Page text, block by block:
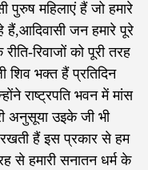
महिलाएं हैं जो हमारे
हैं,आदिवासी जन हमारे पूरे
रिवाजों को पूरी तरह
शिव भक्त हैं प्रतिदिन
राष्ट्रपति भवन में मांस
अनुसूया उइके जी भी
रखती हैं इस प्रकार से हम
हमारी सनातन धर्म के